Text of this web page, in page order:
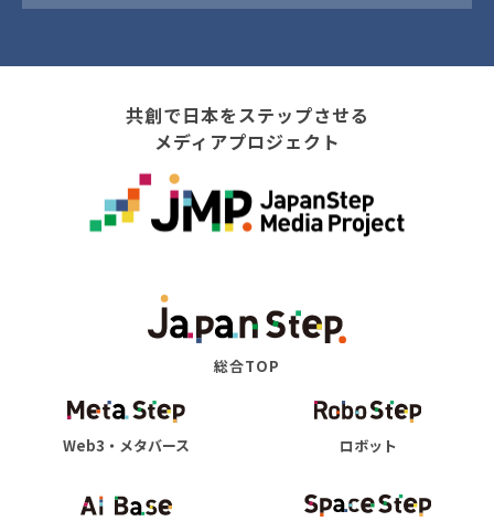
共創で日本をステップさせる
メディアプロジェクト
総合TOP
Web3・メタバース ロボット